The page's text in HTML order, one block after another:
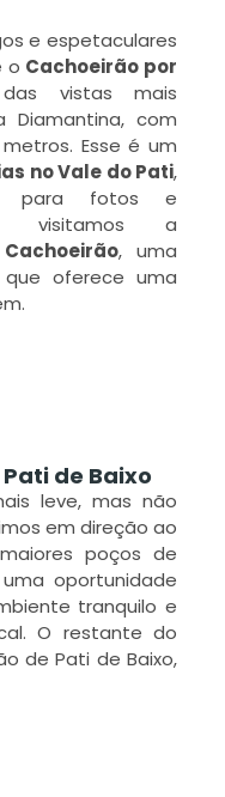
e espetaculares
o Cachoeirão por
vistas mais
Diamantina, com
Esse é um
no Vale do Pati,
para fotos e
visitamos a
, uma
oferece uma
de Baixo
leve, mas não
em direção ao
poços de
oportunidade
tranquilo e
O restante do
de Pati de Baixo,